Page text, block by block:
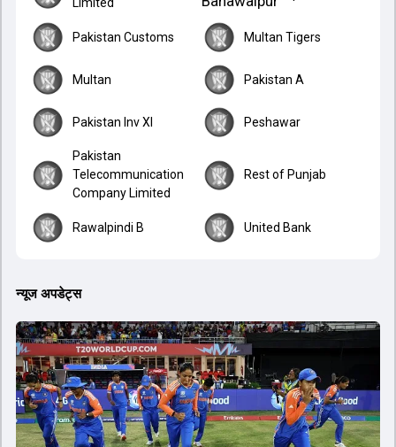
Pakistan Customs Multan Tigers
Multan Pakistan A
Pakistan Inv XI Peshawar
Pakistan
Telecommunication
Company Limited
Rest of Punjab
Rawalpindi B United Bank
न्यूज अपडेट्स